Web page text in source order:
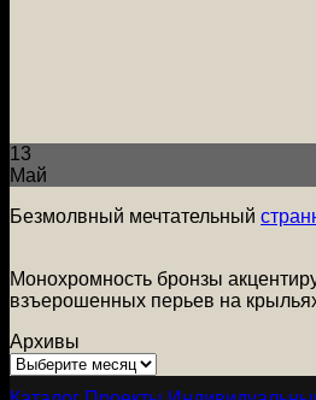
13
Май
Безмолвный мечтательный
Монохромность бронзы
взъерошенных перьев на
Архивы
Архивы